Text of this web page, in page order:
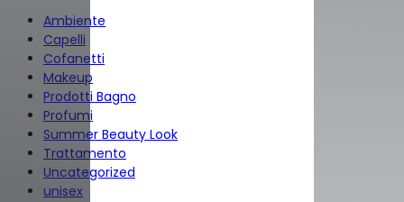
Ambiente
Capelli
Cofanetti
Makeup
Prodotti Bagno
Profumi
Summer Beauty Look
Trattamento
Uncategorized
unisex